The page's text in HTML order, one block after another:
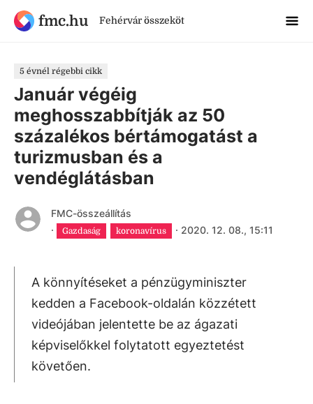
fmc.hu Fehérvár összeköt
5 évnél régebbi cikk
Január végéig
meghosszabbítják az 50
százalékos bértámogatást a
turizmusban és a
vendéglátásban
FMC-összeállítás
·
Gazdaság koronavírus · 2020. 12. 08., 15:11
A könnyítéseket a pénzügyminiszter
kedden a Facebook-oldalán közzétett
videójában jelentette be az ágazati
képviselőkkel folytatott egyeztetést
követően.